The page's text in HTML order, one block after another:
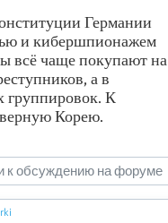
Германии
и кибершпионажем
всё чаще покупают на
а в
группировок. К
Корею.
к обсуждению на форуме